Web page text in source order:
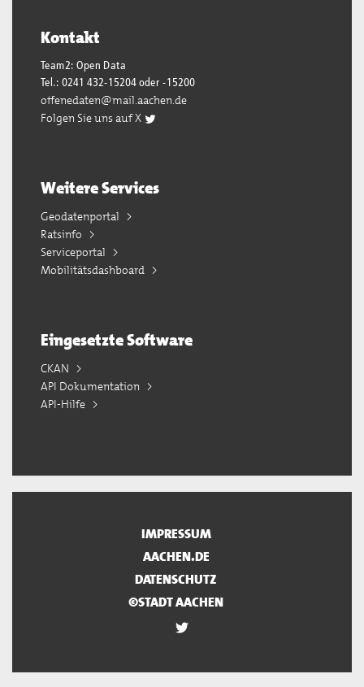
Kontakt
Team2: Open Data
Tel.: 0241 432-15204 oder -15200
offenedaten@mail.aachen.de
Folgen Sie uns auf X
Weitere Services
Geodatenportal
Ratsinfo
Serviceportal
Mobilitätsdashboard
Eingesetzte Software
CKAN
API Dokumentation
API-Hilfe
IMPRESSUM
AACHEN.DE
DATENSCHUTZ
©STADT AACHEN